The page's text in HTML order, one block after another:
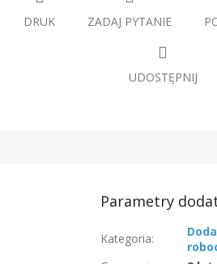
DRUK ZADAJ PYTANIE
UDOSTĘPNIJ
Parametry
Kategoria: